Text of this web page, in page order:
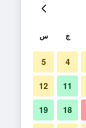
ج س
4
5
11
12
18
19